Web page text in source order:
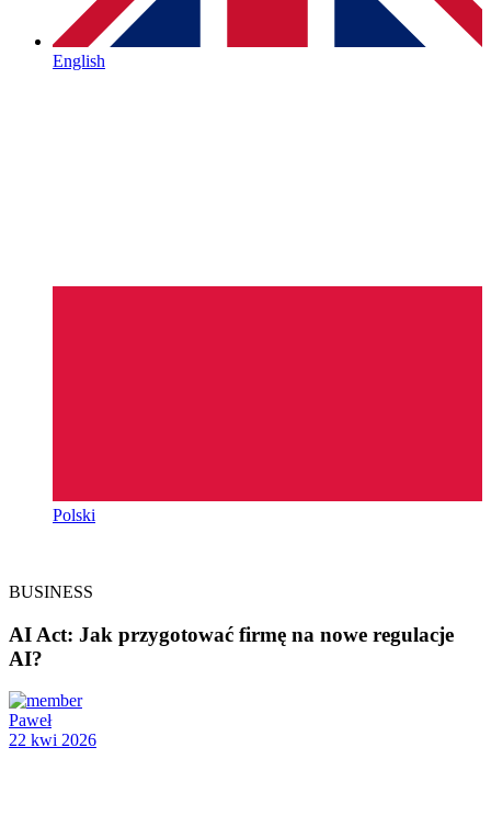
English
Polski
BUSINESS
AI Act: Jak przygotować firmę na nowe regulacje
AI?
Paweł
22 kwi 2026